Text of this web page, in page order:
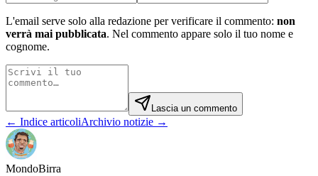
L'email serve solo alla redazione per verificare il commento: non
verrà mai pubblicata. Nel commento appare solo il tuo nome e
cognome.
Lascia un commento
← Indice articoliArchivio notizie →
MondoBirra